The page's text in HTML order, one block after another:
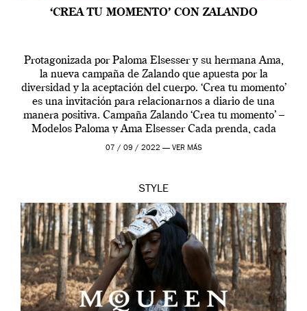
‘CREA TU MOMENTO’ CON ZALANDO
Protagonizada por Paloma Elsesser y su hermana Ama,
la nueva campaña de Zalando que apuesta por la
diversidad y la aceptación del cuerpo. ‘Crea tu momento’
es una invitación para relacionarnos a diario de una
manera positiva. Campaña Zalando ‘Crea tu momento’ –
Modelos Paloma y Ama Elsesser Cada prenda, cada
outfit, cada momento, caracteriza […]
07 / 09 / 2022 — VER MÁS
STYLE